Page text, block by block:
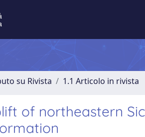
su Rivista 1.1 Articolo in rivista
of northeastern